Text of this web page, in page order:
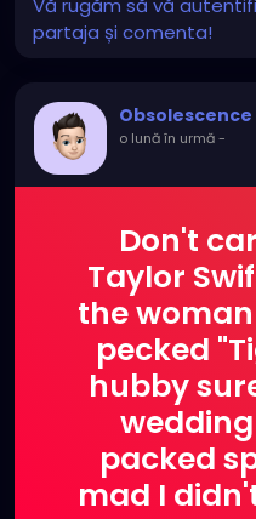
Vă rugăm să vă
partaja și comenta!
Obsolescence
o lună în urmă-
Don't
Taylor
the
pecked
hubby
packed
mad I